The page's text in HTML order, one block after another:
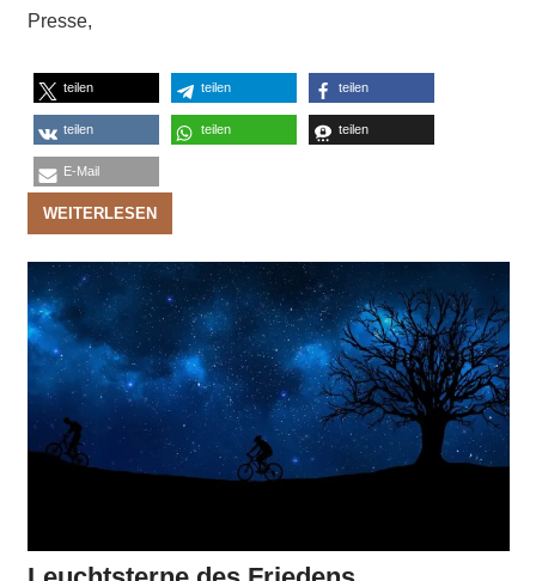
Presse,
teilen teilen teilen
teilen teilen teilen
E-Mail
WEITERLESEN